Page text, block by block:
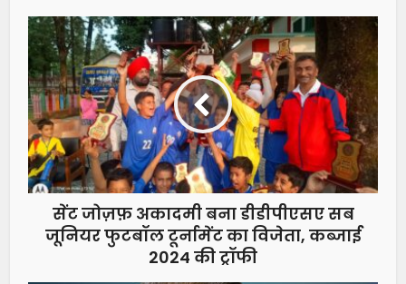
सेंट जोज़फ़ अकादमी बना डीडीपीएसए सब
जूनियर फुटबॉल टूर्नामेंट का विजेता, कब्जाई
2024 की ट्रॉफी